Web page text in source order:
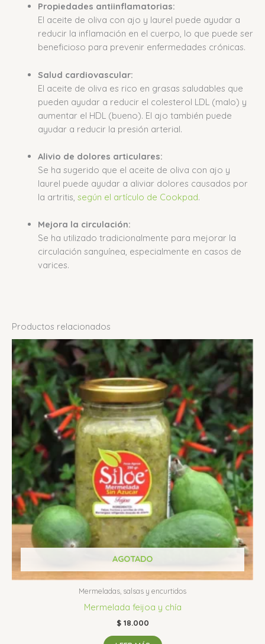
Propiedades antiinflamatorias:
El aceite de oliva con ajo y laurel puede ayudar a
reducir la inflamación en el cuerpo, lo que puede ser
beneficioso para prevenir enfermedades crónicas.
Salud cardiovascular:
El aceite de oliva es rico en grasas saludables que
pueden ayudar a reducir el colesterol LDL (malo) y
aumentar el HDL (bueno). El ajo también puede
ayudar a reducir la presión arterial.
Alivio de dolores articulares:
Se ha sugerido que el aceite de oliva con ajo y
laurel puede ayudar a aliviar dolores causados por
la artritis, según el artículo de Cookpad.
Mejora la circulación:
Se ha utilizado tradicionalmente para mejorar la
circulación sanguínea, especialmente en casos de
varices.
Productos relacionados
AGOTADO
Mermeladas, salsas y encurtidos
Mermelada feijoa y chía
$18.000